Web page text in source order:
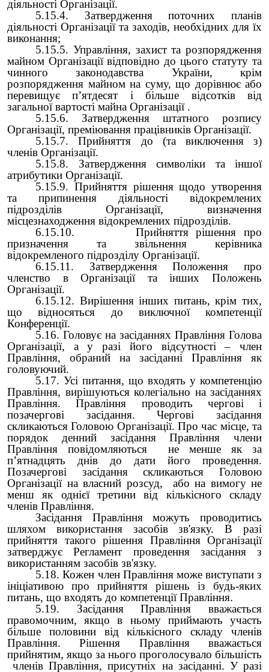
діяльності Організації.
5.15.4. Затвердження поточних планів
діяльності Організації та заходів, необхідних для їх
виконання;
5.15.5. Управління, захист та розпорядження
майном Організації відповідно до цього статуту та
чинного законодавства України, крім
розпорядження майном на суму, що дорівнює або
перевищує п’ятдесят і більше відсотків від
загальної вартості майна Організації .
5.15.6. Затвердження штатного розпису
Організації, преміювання працівників Організації.
5.15.7. Прийняття до (та виключення з)
членів Організації.
5.15.8. Затвердження символіки та іншої
атрибутики Організації.
5.15.9. Прийняття рішення щодо утворення
та припинення діяльності відокремлених
підрозділів Організації, визначення
місцезнаходження відокремлених підрозділів.
6.15.10. Прийняття рішення про
призначення та звільнення керівника
відокремленого підрозділу Організації.
6.15.11. Затвердження Положення про
членство в Організації та інших Положень
Організації.
6.15.12. Вирішення інших питань, крім тих,
що відносяться до виключної компетенції
Конференції.
5.16. Головує на засіданнях Правління Голова
Організації, а у разі його відсутності – член
Правління, обраний на засіданні Правління як
головуючий.
5.17. Усі питання, що входять у компетенцію
Правління, вирішуються колегіально на засіданнях
Правління. Правління проводить чергові і
позачергові засідання. Чергові засідання
скликаються Головою Організації. Про час місце, та
порядок денний засідання Правління члени
Правління повідомляються не менше як за
п’ятнадцять днів до дати його проведення.
Позачергові засідання скликаються Головою
Організації на власний розсуд, або на вимогу не
менш як однієї третини від кількісного складу
членів Правління.
Засідання Правління можуть проводитись
шляхом використання засобів зв'язку. В разі
прийняття такого рішення Правління Організації
затверджує Регламент проведення засідання з
використанням засобів зв'язку.
5.18. Кожен член Правління може виступати з
ініціативою про прийняття рішень із будь-яких
питань, що входять до компетенції Правління.
5.19. Засідання Правління вважається
правомочним, якщо в ньому приймають участь
більше половини від кількісного складу членів
Правління. Рішення Правління вважається
прийнятим, якщо за нього проголосувало більшість
членів Правління, присутніх на засіданні. У разі